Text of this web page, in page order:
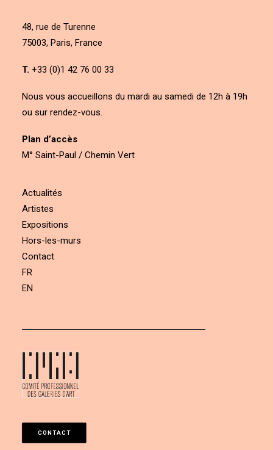
48, rue de Turenne
75003, Paris, France
T. +33 (0)1 42 76 00 33
Nous vous accueillons du mardi au samedi de 12h à 19h
ou sur rendez-vous.
Plan d’accès
M° Saint-Paul / Chemin Vert
Actualités
Artistes
Expositions
Hors-les-murs
Contact
FR
EN
CONTACT